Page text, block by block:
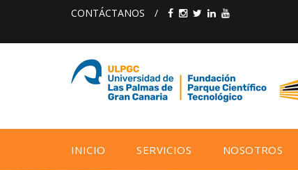
CONTÁCTANOS /
INICIO SERVICIOS NOSOTROS